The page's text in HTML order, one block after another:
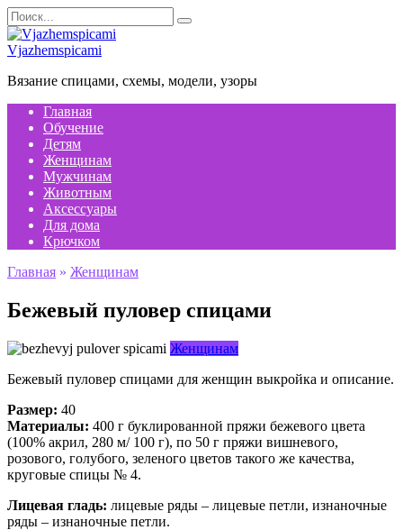
Перейти
к
содержанию
Search
for:
Vjazhemspicami
Вязание спицами, схемы, модели, узоры
Главная
Обучение
Детям
Женщинам
Мужчинам
Животным
Аксессуары
Для дома
Крючком
Главная » Женщинам
Бежевый пуловер спицами
Женщинам
Бежевый пуловер спицами для женщин выкройка и описание.
Размер: 40
Материалы: 400 г буклированной пряжи бежевого цвета
(100% акрил, 280 м/ 100 г), по 50 г пряжи вишневого,
розового, голубого, зеленого цветов такого же качества,
круговые спицы № 4.
Лицевая гладь: лицевые ряды – лицевые петли, изнаночные
ряды – изнаночные петли.